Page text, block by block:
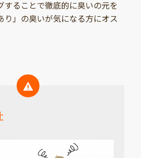
することで徹底的に臭いの元を
り」の臭いが気になる方にオス